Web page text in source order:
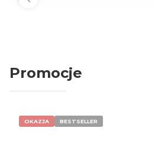
Promocje
OKAZJA BESTSELLER